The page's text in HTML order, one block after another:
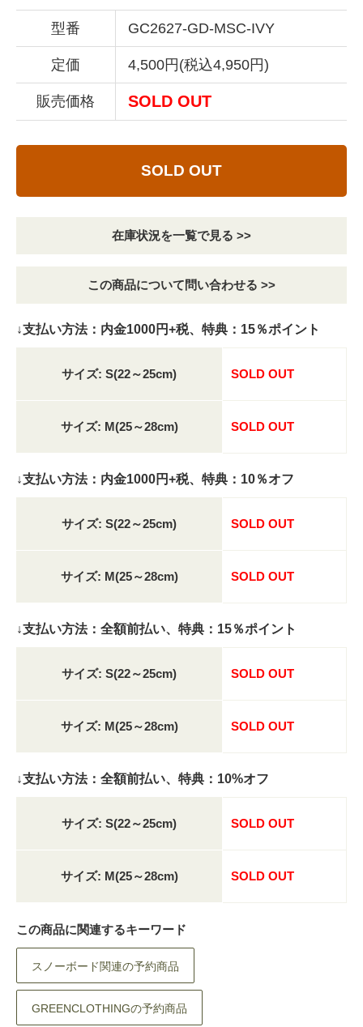
型番 GC2627-GD-MSC-IVY
定価 4,500円(税込4,950円)
販売価格 SOLD OUT
SOLD OUT
在庫状況を一覧で見る >>
この商品について問い合わせる >>
↓支払い方法：内金1000円+税、特典：15％ポイント
サイズ: S(22～25cm) SOLD OUT
サイズ: M(25～28cm) SOLD OUT
↓支払い方法：内金1000円+税、特典：10％オフ
サイズ: S(22～25cm) SOLD OUT
サイズ: M(25～28cm) SOLD OUT
↓支払い方法：全額前払い、特典：15％ポイント
サイズ: S(22～25cm) SOLD OUT
サイズ: M(25～28cm) SOLD OUT
↓支払い方法：全額前払い、特典：10%オフ
サイズ: S(22～25cm) SOLD OUT
サイズ: M(25～28cm) SOLD OUT
この商品に関連するキーワード
スノーボード関連の予約商品
GREENCLOTHINGの予約商品